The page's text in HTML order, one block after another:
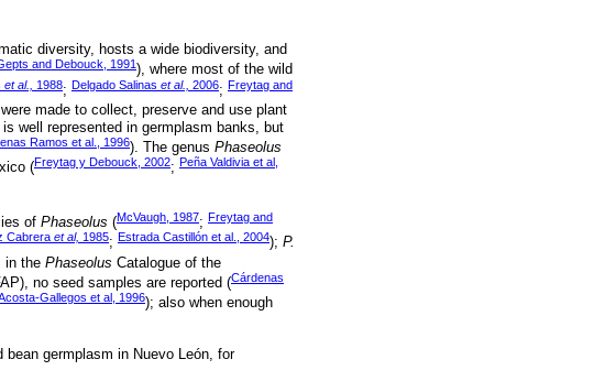
diversity, hosts a wide biodiversity, and
and Debouck, 1991 ), where most of the wild
et al., 1988; Delgado Salinas et al., 2006; Freytag and
made to collect, preserve and use plant
well represented in germplasm banks, but
Ramos et al., 1996). The genus Phaseolus
(Freytag y Debouck, 2002; Peña Valdivia et al,
of Phaseolus (McVaugh, 1987; Freytag and
Cabrera et al, 1985; Estrada Castillón et al., 2004); P.
in the Phaseolus Catalogue of the
no seed samples are reported (Cárdenas
Gallegos et al, 1996); also when enough
germplasm in Nuevo León, for